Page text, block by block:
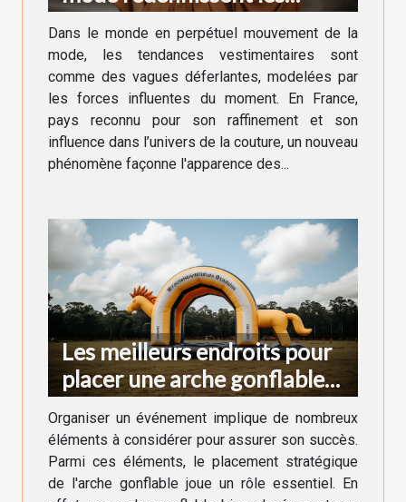
tendances vestimentaires en
France
Dans le monde en perpétuel mouvement de la
mode, les tendances vestimentaires sont
comme des vagues déferlantes, modelées par
les forces influentes du moment. En France,
pays reconnu pour son raffinement et son
influence dans l’univers de la couture, un nouveau
phénomène façonne l'apparence des...
Les meilleurs endroits pour
placer une arche gonflable
lors d'un événement
Organiser un événement implique de nombreux
éléments à considérer pour assurer son succès.
Parmi ces éléments, le placement stratégique
de l'arche gonflable joue un rôle essentiel. En